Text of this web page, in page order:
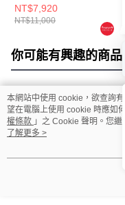
20cm 2.4L (鉑金色)
NT$7,920
NT$11,000
你可能有興趣的商品
熱門標籤
本網站中使用 cookie，欲查詢
望在電腦上使用 cookie 時應如
權條款 」之 Cookie 聲明。您
用條款之 Cookie 聲明使用
了解更多 >